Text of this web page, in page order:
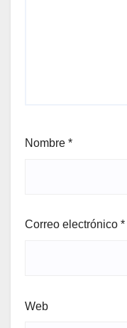
Nombre *
Correo electrónico *
Web